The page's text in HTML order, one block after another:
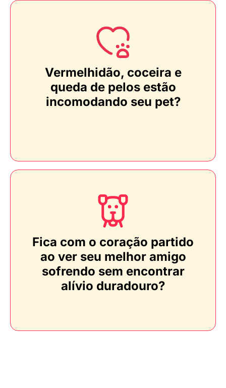
Vermelhidão, coceira e
queda de pelos estão
incomodando seu pet?
Fica com o coração partido
ao ver seu melhor amigo
sofrendo sem encontrar
alívio duradouro?